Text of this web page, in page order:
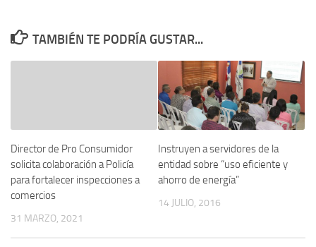
TAMBIÉN TE PODRÍA GUSTAR...
Director de Pro Consumidor
solicita colaboración a Policía
para fortalecer inspecciones a
comercios
31 MARZO, 2021
Instruyen a servidores de la
entidad sobre “uso eficiente y
ahorro de energía”
14 JULIO, 2016